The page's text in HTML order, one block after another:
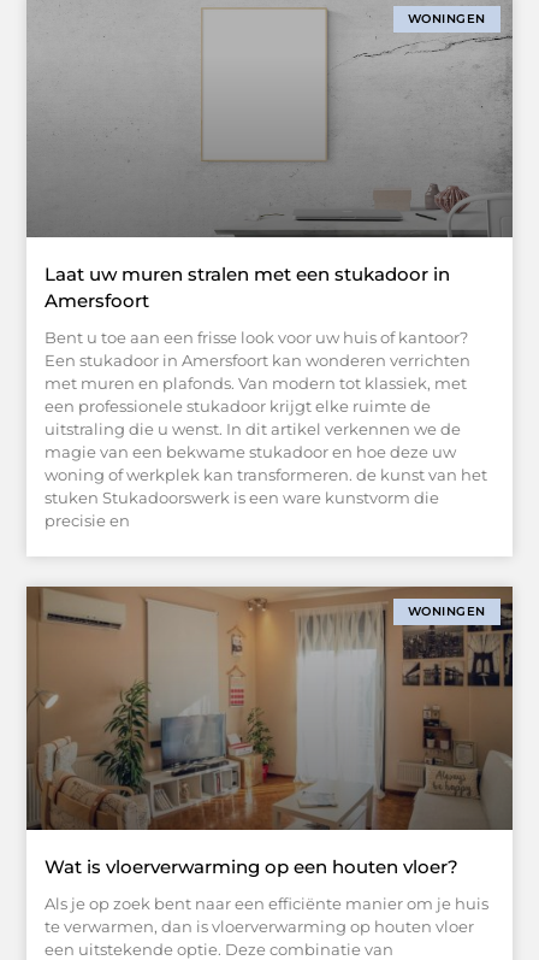
WONINGEN
Laat uw muren stralen met een stukadoor in
Amersfoort
Bent u toe aan een frisse look voor uw huis of kantoor?
Een stukadoor in Amersfoort kan wonderen verrichten
met muren en plafonds. Van modern tot klassiek, met
een professionele stukadoor krijgt elke ruimte de
uitstraling die u wenst. In dit artikel verkennen we de
magie van een bekwame stukadoor en hoe deze uw
woning of werkplek kan transformeren. de kunst van het
stuken Stukadoorswerk is een ware kunstvorm die
precisie en
WONINGEN
Wat is vloerverwarming op een houten vloer?
Als je op zoek bent naar een efficiënte manier om je huis
te verwarmen, dan is vloerverwarming op houten vloer
een uitstekende optie. Deze combinatie van